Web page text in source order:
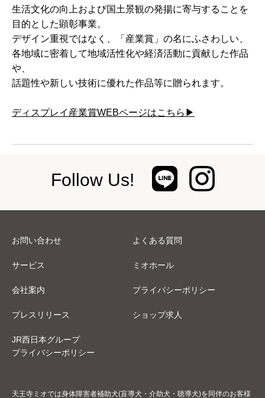
生活文化の向上および国土景観の発揚に寄与することを
目的とした顕彰事業。
デザイン重視ではなく、「産業賞」の名にふさわしい、
各地域に密着して地域活性化や経済活動に貢献した作品
や、
話題性や新しい技術に優れた作品等に贈られます。
ディスプレイ産業賞WEBページはこちら▶
Follow Us!
お問い合わせ よくある質問
サービス ミオホール
会社案内 プライバシーポリシー
プレスリリース ショップ求人
JR西日本グループ
プライバシーポリシー
天王寺ミオでは身体障害者補助犬(盲導犬・介助犬・聴導犬)を同伴のお客様